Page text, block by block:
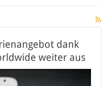
dank
weiter aus